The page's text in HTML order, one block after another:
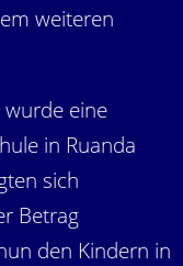
weiteren
eine
in Ruanda
sich
Betrag
den Kindern in